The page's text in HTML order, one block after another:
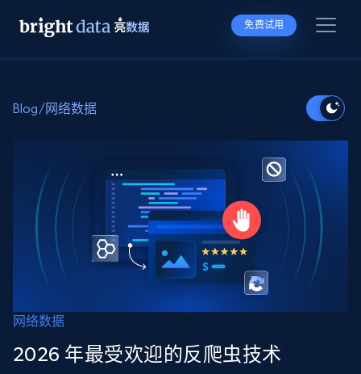
免费试用
Blog/网络数据
网络数据
2026 年最受欢迎的反爬虫技术